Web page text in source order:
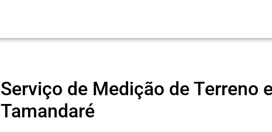
Serviço de Medição de Terreno
Tamandaré